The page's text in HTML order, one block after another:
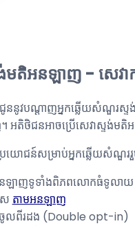
តិអនឡាញ - សេវ
ននូវបណ្តាញអ្នកឆ្លើយសំណួរស្ទ
ញ។ អតិថិជនអាចប្រើសេវាស្
រយោជន៍សម្រាប់អ្នកឆ្លើយសំណួរ
នឡាញទូទាំងពិភពលោកធំទូលា
ស តាមអនឡាញ
លពីរដង (Double opt-in)